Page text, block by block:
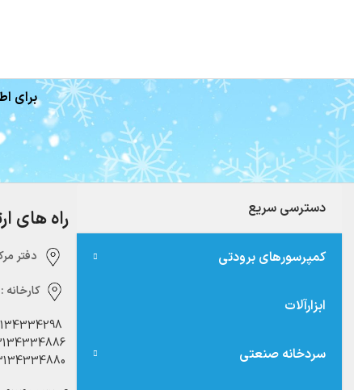
برای
دسترسی سریع
کمپرسورهای برودتی
ابزارآلات
سردخانه صنعتی
راه های
دفتر
کارخانه :